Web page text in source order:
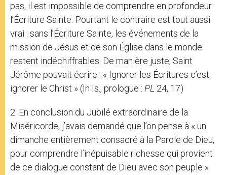
pas, il est impossible de comprendre en profondeur
l’Écriture Sainte. Pourtant le contraire est tout aussi
vrai : sans l’Écriture Sainte, les événements de la
mission de Jésus et de son Église dans le monde
restent indéchiffrables. De manière juste, Saint
Jérôme pouvait écrire : « Ignorer les Écritures c’est
ignorer le Christ » (In Is., prologue : PL 24, 17)
2. En conclusion du Jubilé extraordinaire de la
Miséricorde, j’avais demandé que l’on pense à « un
dimanche entièrement consacré à la Parole de Dieu,
pour comprendre l’inépuisable richesse qui provient
de ce dialogue constant de Dieu avec son peuple »